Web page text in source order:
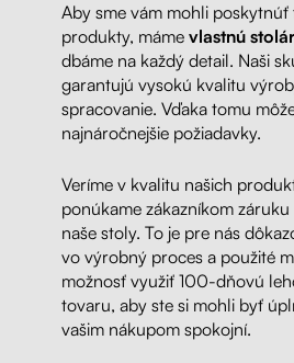
Aby sme vám mohli poskytnúť
produkty, máme vlastnú
dbáme na každý detail. Naši
garantujú vysokú kvalitu
spracovanie. Vďaka tomu
najnáročnejšie požiadavky.
Veríme v kvalitu našich
ponúkame zákazníkom
naše stoly. To je pre nás
vo výrobný proces a použité
možnosť využiť 100-dňovú
tovaru, aby ste si mohli byť
vašim nákupom spokojní.